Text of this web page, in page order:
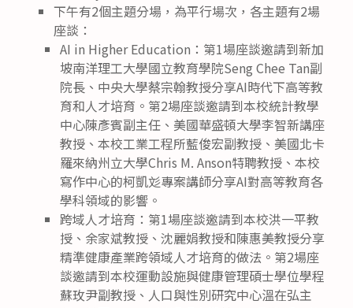
下午有2個主題分場，為平行場次，各主題有2場
座談：
AI in Higher Education：第1場座談邀請到新加
坡南洋理工大學國立教育學院Seng Chee Tan副
院長、中央大學蔡宗翰教授分享AI時代下高等教
育和人才培育。第2場座談邀請到本校統計教學
中心陳彥賓副主任、美國華盛頓大學李智新講座
教授、本校工業工程所藍俊宏副教授、美國北卡
羅來納州立大學Chris M. Anson特聘教授、本校
寫作中心的柯凱彣專案講師分享AI對高等教育各
學科領域的影響。
跨域人才培育：第1場座談邀請到本校洪一平教
授、余家斌教授、沈麗娟教授和陳惠美教授分享
精準健康產業跨領域人才培育的做法。第2場座
談邀請到本校運動設施與健康管理碩士學位學程
蘇玫尹副教授、人口與性別研究中心溫在弘主